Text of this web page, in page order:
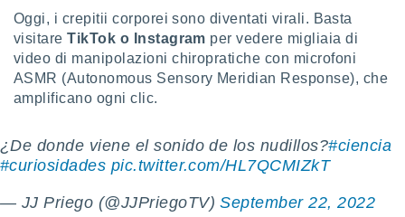
e
per la
Oggi, i crepitii corporei sono diventati virali. Basta
visitareTikTok o Instagram per vedere migliaia di
video di manipolazioni chiropratiche con microfoni
ASMR (Autonomous Sensory Meridian Response), che
amplificano ogni clic.
¿De donde viene el sonido de los nudillos?#ciencia
#curiosidades pic.twitter.com/HL7QCMIZkT
— JJ Priego (@JJPriegoTV)September 22, 2022